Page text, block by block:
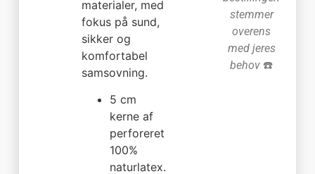
materialer, med
fokus på sund,
sikker og
komfortabel
samsovning.
5 cm
kerne af
perforeret
100%
naturlatex.
stemmer
overens
med jeres
behov ☎️